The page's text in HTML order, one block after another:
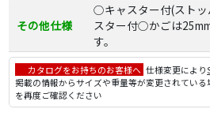
その他仕様
○キャスター付(スト
スター付○かごは
す。
カタログをお持ちのお客様へ 仕様変更により
掲載の情報からサイズや重量等が変更されてい
を再度ご確認ください